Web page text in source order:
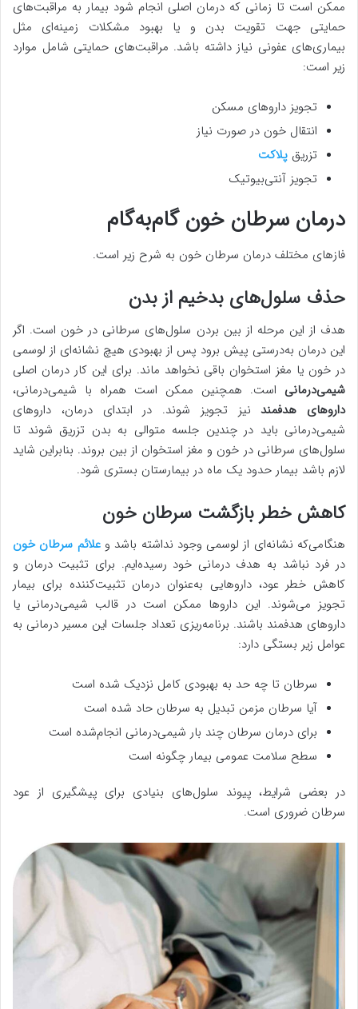
ممکن است تا زمانی که درمان اصلی انجام شود بیمار به مراقبت‌های
حمایتی جهت تقویت بدن و یا بهبود مشکلات زمینه‌ای مثل
بیمار‌ی‌های عفونی نیاز داشته باشد. مراقبت‌های حمایتی شامل موارد
زیر است:
تجویز داروهای مسکن
انتقال خون در صورت نیاز
تزریق پلاکت
تجویز آنتی‌بیوتیک
درمان سرطان خون گام‌به‌گام
فازهای مختلف درمان سرطان خون به شرح زیر است.
حذف سلول‌های بدخیم از بدن
هدف از این مرحله از بین بردن سلول‌های سرطانی در خون است. اگر
این درمان به‌درستی پیش برود پس از بهبودی هیچ نشانه‌ای از لوسمی
در خون یا مغز استخوان باقی نخواهد ماند. برای این کار درمان اصلی
شیمی‌درمانی است. همچنین ممکن است همراه با شیمی‌درمانی،
داروهای هدفمندنیز تجویز شوند. در ابتدای درمان، داروهای
شیمی‌درمانی باید در چندین جلسه متوالی به بدن تزریق شوند تا
سلول‌های سرطانی در خون و مغز استخوان از بین بروند. بنابراین شاید
لازم باشد بیمار حدود یک ماه در بیمارستان بستری شود.
کاهش خطر بازگشت سرطان خون
هنگامی‌که نشانه‌ای از لوسمی وجود نداشته باشد وعلائم سرطان خون
در فرد نباشد به هدف درمانی خود رسیده‌ایم. برای تثبیت درمان و
کاهش خطر عود، داروهایی به‌عنوان درمان تثبیت‌کننده برای بیمار
تجویز می‌شوند. این داروها ممکن است در قالب شیمی‌درمانی یا
داروهای هدفمند باشند. برنامه‌ریزی تعداد جلسات این مسیر درمانی به
عوامل زیر بستگی دارد:
سرطان تا چه حد به بهبودی کامل نزدیک شده است
آیا سرطان مزمن تبدیل به سرطان حاد شده است
برای درمان سرطان چند بار شیمی‌درمانی انجام‌شده است
سطح سلامت عمومی بیمار چگونه است
در بعضی شرایط، پیوند سلول‌های بنیادی برای پیشگیری از عود
سرطان ضروری است.